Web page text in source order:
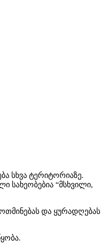
სხვა ტერიტორიაზე.
სახეობებია “მსხვილი,
და ყურადღებას